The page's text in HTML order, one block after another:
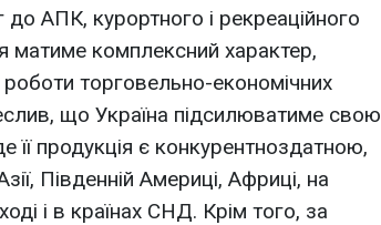
до АПК, курортного і рекреаційного
матиме комплексний характер,
торговельно-економічних
що Україна підсилюватиме свою
її продукція є конкурентноздатною,
Південній Америці, Африці, на
і в країнах СНД. Крім того, за